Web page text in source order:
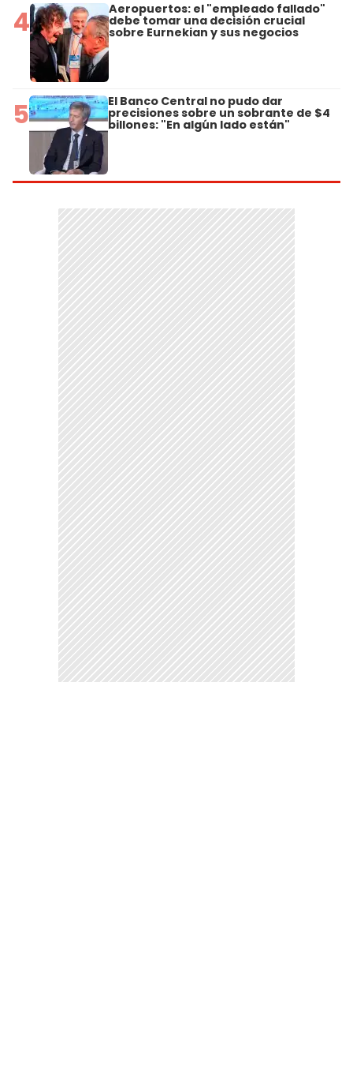
4 Aeropuertos: el "empleado fallado"
debe tomar una decisión crucial
sobre Eurnekian y sus negocios
5 El Banco Central no pudo dar
precisiones sobre un sobrante de $4
billones: "En algún lado están"